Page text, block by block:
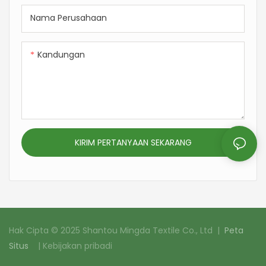
Nama Perusahaan
Kandungan
KIRIM PERTANYAAN SEKARANG
pemborosan. Sempurna
untuk lapisan dasar musim
pas, dan pakaian santai
merek.
sempurna untuk pakaian
Hak Cipta © 2025 Shantou Mingda Textile Co., Ltd | Peta
Situs
| Kebijakan pribadi